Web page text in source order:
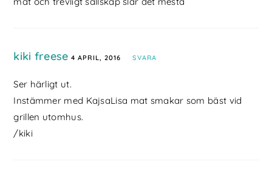
kiki freese 4 APRIL, 2016 SVARA
Ser härligt ut.
Instämmer med KajsaLisa mat smakar som bäst vid
grillen utomhus.
/kiki